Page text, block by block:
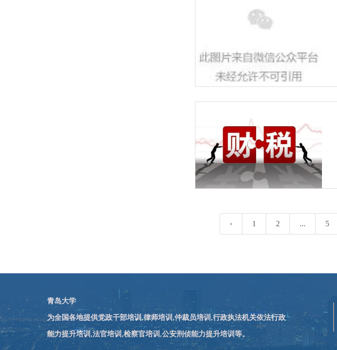
‹ 1 2 ... 5
青岛大学
为全国各地提供党政干部培训,律师培训,仲裁员培训,行政执法机关依法行政
能力提升培训,法官培训,检察官培训,公安刑侦能力提升培训等。